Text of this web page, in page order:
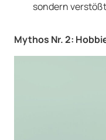
sondern
Mythos Nr. 2: